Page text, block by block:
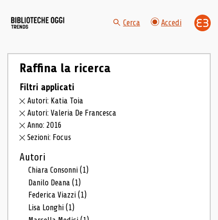
Cerca Accedi
Raffina la ricerca
Filtri applicati
Autori: Katia Toia
Autori: Valeria De Francesca
Anno: 2016
Sezioni: Focus
Autori
Chiara Consonni(1)
Danilo Deana(1)
Federica Viazzi(1)
Lisa Longhi(1)